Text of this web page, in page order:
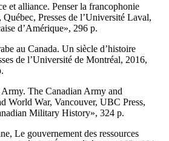
et alliance. Penser la francophonie
Presses de l’Université Laval,
d’Amérique», 296 p.
au Canada. Un siècle d’histoire
de l’Université de Montréal, 2016,
The Canadian Army and
World War, Vancouver, UBC Press,
Military History», 324 p.
Le gouvernement des ressources